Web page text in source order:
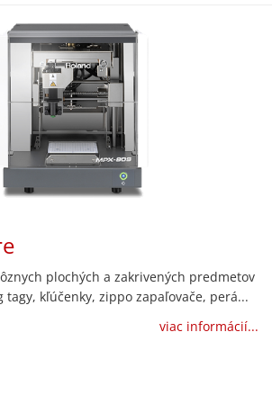
plochých a zakrivených predmetov
tagy, kľúčenky, zippo zapaľovače, perá...
viac informácií...